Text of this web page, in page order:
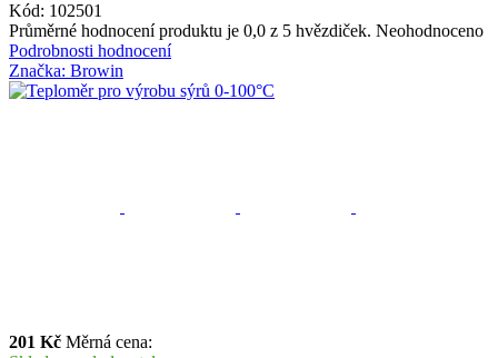
Kód: 102501
Průměrné hodnocení produktu je 0,0 z 5 hvězdiček. Neohodnoceno
Podrobnosti hodnocení
Značka: Browin
201 Kč Měrná cena: